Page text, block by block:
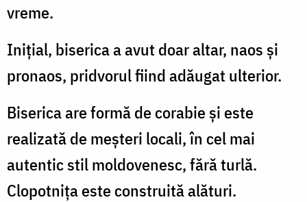
vreme.
Iniţial, biserica a avut doar altar, naos şi
pronaos, pridvorul fiind adăugat ulterior.
Biserica are formă de corabie şi este
realizată de meşteri locali, în cel mai
autentic stil moldovenesc, fără turlă.
Clopotniţa este construită alături.